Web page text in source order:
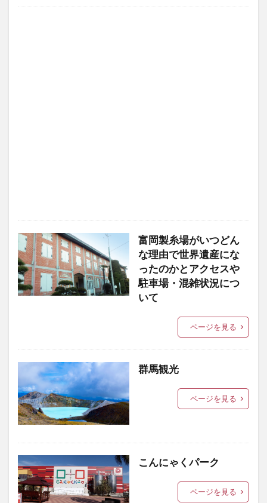
富岡製糸場がいつどん
な理由で世界遺産にな
ったのかとアクセスや
駐車場・混雑状況につ
いて
ページを見る
群馬観光
ページを見る
こんにゃくパーク
ページを見る